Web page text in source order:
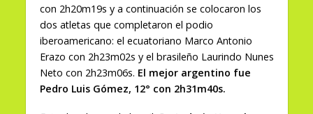
con 2h20m19s y a continuación se colocaron los
dos atletas que completaron el podio
iberoamericano: el ecuatoriano Marco Antonio
Erazo con 2h23m02s y el brasileño Laurindo Nunes
Neto con 2h23m06s. El mejor argentino fue
Pedro Luis Gómez, 12° con 2h31m40s.